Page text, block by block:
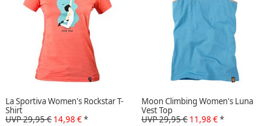
La Sportiva Women's Rockstar T-
Shirt
UVP 29,95 € 14,98 €*
Moon Climbing Women's Luna
Vest Top
UVP 29,95 € 11,98 €*